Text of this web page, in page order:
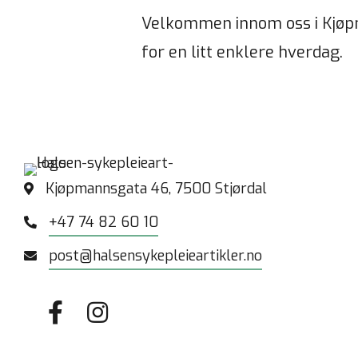
Velkommen innom oss i
for en litt enklere hverdag.
Kjøpmannsgata 46, 7500 Stjørdal
+47 74 82 60 10
post@halsensykepleieartikler.no
Gå til vår Facebook
Gå til vår Instagram